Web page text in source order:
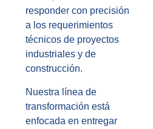
responder con precisión
a los requerimientos
técnicos de proyectos
industriales y de
construcción.
Nuestra línea de
transformación está
enfocada en entregar